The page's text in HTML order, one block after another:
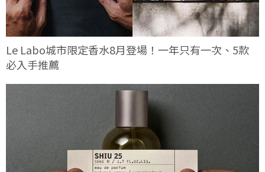
Le Labo城市限定香水8月登場！一年只有一次、5款
必入手推薦